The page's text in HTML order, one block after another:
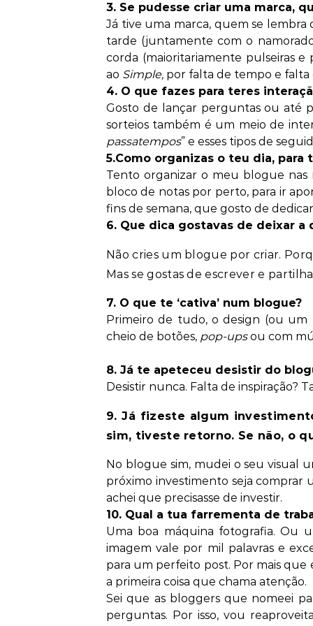
3. Se pudesse criar uma marca,
Já tive uma marca, quem se lembra
tarde (juntamente com o
corda (maioritariamente pulseiras
ao Simple, por falta de tempo e falta
4. O que fazes para teres
Gosto de lançar perguntas ou até
sorteios também é um meio de
passatempos” e esses tipos de
5.Como organizas o teu dia,
Tento organizar o meu blogue nas
bloco de notas por perto, para ir
fins de semana, que gosto de
6. Que dica gostavas de deixar a
Não cries um blogue por criar.
Mas se gostas de escrever e
7. O que te ‘cativa’ num blogue?
Primeiro de tudo, o design (ou um
cheio de botões, pop-upsou com
8. Já te apeteceu desistir do
Desistir nunca. Falta de inspiração?
9. Já fizeste algum
sim, tiveste retorno. Se não, o
No blogue sim, mudei o seu visual
próximo investimento seja comprar
achei que precisasse de investir.
10. Qual a tua farrementa de
Uma boa máquina fotografia. Ou
imagem vale por mil palavras e
para um perfeito post. Por mais que
a primeira coisa que chama atenção.
Sei que as bloggers que nomeei
perguntas. Por isso, vou